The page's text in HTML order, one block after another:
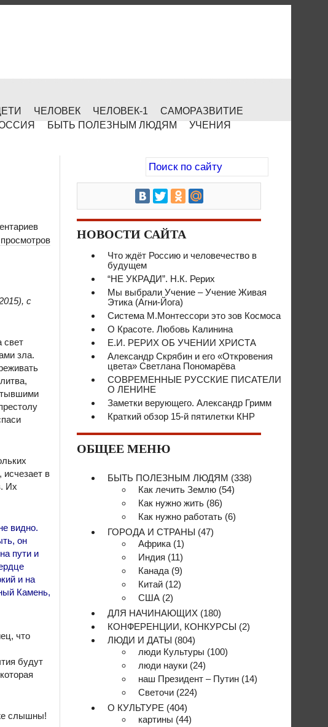
ЧЕЛОВЕК ЧЕЛОВЕК-1
САМОРАЗВИТИЕ
БЫТЬ ПОЛЕЗНЫМ ЛЮДЯМ
УЧЕНИЯ
с
свет
зла.
исчезает в
Их
видно.
он
пути и
и на
Камень,
что
будут
слышны!
НОВОСТИ САЙТА
Что ждёт Россию и человечество в
будущем
“НЕ УКРАДИ”. Н.К. Рерих
Мы выбрали Учение – Учение Живая
Этика (Агни-Йога)
Система М.Монтессори это зов Космоса
О Красоте. Любовь Калинина
Е.И. РЕРИХ ОБ УЧЕНИИ ХРИСТА
Александр Скрябин и его «Откровения
цвета» Светлана Пономарёва
СОВРЕМЕННЫЕ РУССКИЕ ПИСАТЕЛИ
О ЛЕНИНЕ
Заметки верующего. Александр Гримм
Краткий обзор 15-й пятилетки КНР
ОБЩЕЕ МЕНЮ
БЫТЬ ПОЛЕЗНЫМ ЛЮДЯМ (338)
Как лечить Землю (54)
Как нужно жить (86)
Как нужно работать (6)
ГОРОДА И СТРАНЫ (47)
Африка (1)
Индия (11)
Канада (9)
Китай (12)
США (2)
ДЛЯ НАЧИНАЮЩИХ (180)
КОНФЕРЕНЦИИ, КОНКУРСЫ (2)
ЛЮДИ И ДАТЫ (804)
люди Культуры (100)
люди науки (24)
наш Президент – Путин (14)
Светочи (224)
О КУЛЬТУРЕ (404)
картины (44)